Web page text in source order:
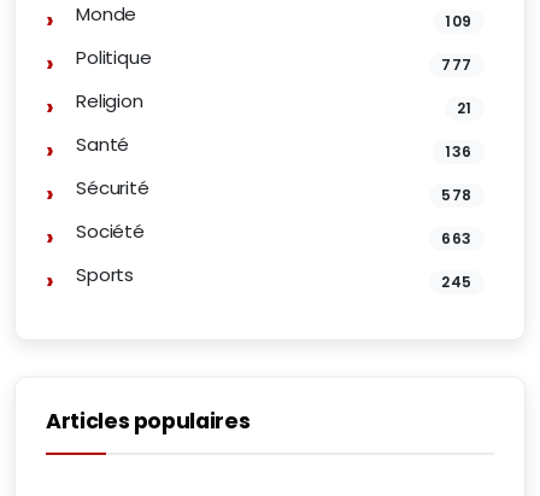
Monde 109
Politique 777
Religion 21
Santé 136
Sécurité 578
Société 663
Sports 245
Articles populaires